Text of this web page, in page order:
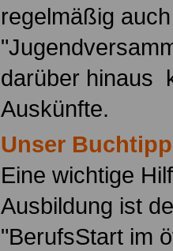
regelmäßig
darüber hinaus
Auskünfte.
Unser Buchtipp
Eine wichtige
Ausbildung ist
"BerufsStart im